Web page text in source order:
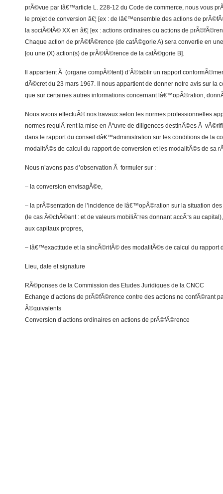
prÃ©vue par lâ€™article L. 228-12 du Code de commerce, nous vous
le projet de conversion â€¦ [ex : de lâ€™ensemble des actions de
la sociÃ©tÃ© XX en â€¦ [ex : actions ordinaires ou actions de
Chaque action de prÃ©fÃ©rence (de catÃ©gorie A) sera convertie en
[ou une (X) action(s) de prÃ©fÃ©rence de la catÃ©gorie B].
Il appartient Ã (organe compÃ©tent) d’Ã©tablir un rapport
dÃ©cret du 23 mars 1967. Il nous appartient de donner notre avis sur la
que sur certaines autres informations concernant lâ€™opÃ©ration,
Nous avons effectuÃ© nos travaux selon les normes professionnelles
normes requiÃ¨rent la mise en Å“uvre de diligences destinÃ©es Ã
dans le rapport du conseil dâ€™administration sur les conditions de la
modalitÃ©s de calcul du rapport de conversion et les modalitÃ©s de sa
Nous n’avons pas d’observation Ã formuler sur :
– la conversion envisagÃ©e,
– la prÃ©sentation de l’incidence de lâ€™opÃ©ration sur la situation
(le cas Ã©chÃ©ant : et de valeurs mobiliÃ¨res donnant accÃ¨s au
aux capitaux propres,
– lâ€™exactitude et la sincÃ©ritÃ© des modalitÃ©s de calcul du rapport
Lieu, date et signature
RÃ©ponses de la Commission des Etudes Juridiques de la CNCC
Echange d’actions de prÃ©fÃ©rence contre des actions ne confÃ©rant
Ã©quivalents
Conversion d’actions ordinaires en actions de prÃ©fÃ©rence